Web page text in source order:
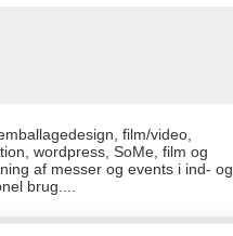
film/video,
wordpress, SoMe, film og
af messer og events i ind- og
brug....